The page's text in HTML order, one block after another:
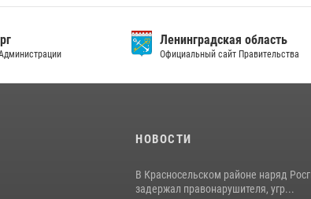
Ленинградская область
Официальный сайт Правительства
НОВОСТИ
В Красносельском районе наряд
задержал правонарушителя, угр...